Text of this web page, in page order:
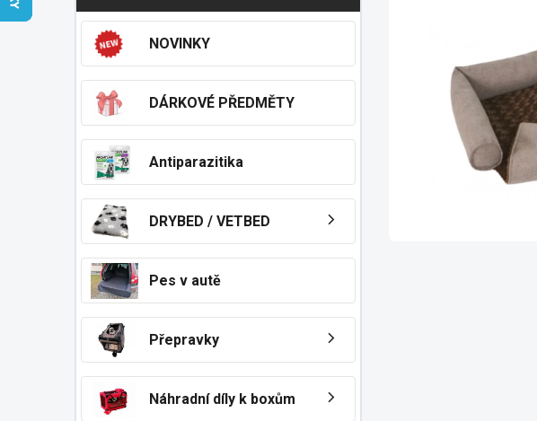
s
NOVINKY
DÁRKOVÉ PŘEDMĚTY
Antiparazitika
DRYBED / VETBED
Pes v autě
Přepravky
Náhradní díly k boxům